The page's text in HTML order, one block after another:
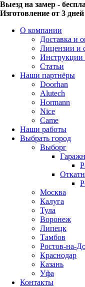
Выезд на замер -
Изготовление от 3 дней
О компании
Доставка и
Лицензии и
Инструкции
Статьи
Наши партнёры
Doorhan
Alutech
Hormann
Nice
Came
Наши работы
Выбрать город
Выборг
Москва
Калуга
Тула
Воронеж
Липецк
Тамбов
Ростов-на-
Краснодар
Казань
Уфа
Контакты